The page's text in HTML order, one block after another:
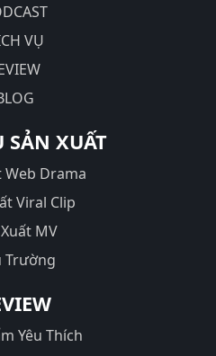
VỤ
SẢN XUẤT
Web Drama
Viral Clip
MV
Trường
Yêu Thích